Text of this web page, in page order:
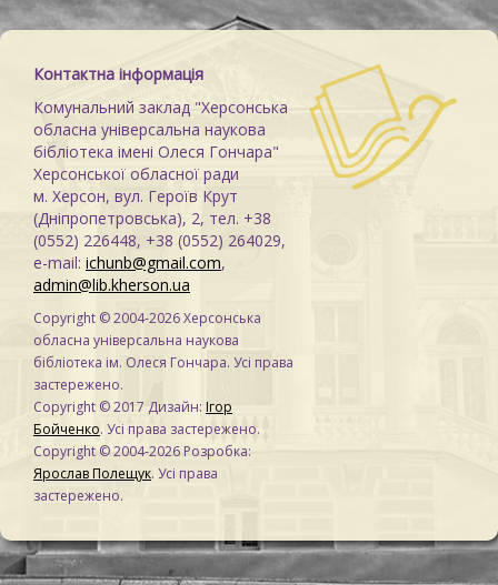
Контактна інформація
Комунальний заклад "Херсонська
обласна універсальна наукова
бібліотека імені Олеся Гончара"
Херсонської обласної ради
м. Херсон, вул. Героїв Крут
(Дніпропетровська), 2, тел. +38
(0552) 226448, +38 (0552) 264029,
e-mail: ichunb@gmail.com,
admin@lib.kherson.ua
Copyright © 2004-2026 Херсонська
обласна універсальна наукова
бібліотека ім. Олеся Гончара. Усі права
застережено.
Copyright © 2017 Дизайн: Ігор
Бойченко. Усі права застережено.
Copyright © 2004-2026 Розробка:
Ярослав Полещук. Усі права
застережено.